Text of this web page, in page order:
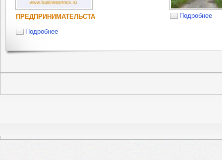
ПРЕДПРИНИМАТЕЛЬСТА
Подробнее
Подробнее